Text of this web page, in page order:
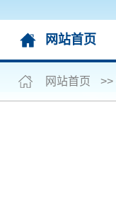
网站首页
网站首页 >>